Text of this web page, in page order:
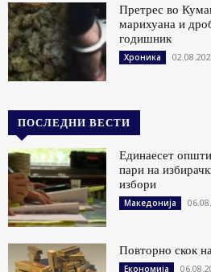
Претрес во
марихуана и
годишник
Хроника
ПОСЛЕДНИ ВЕСТИ
Единаесет
пари на
избори
Македонија
Повторно скок
Економија